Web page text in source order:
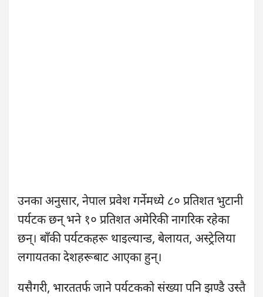
उनका अनुसार, नेपाल प्रवेश गर्नेमध्ये ८० प्रतिशत भुटानी
पर्यटक छन् भने १० प्रतिशत अमेरिकी नागरिक रहेका
छन्। बाँकी पर्यटकहरू थाइल्यान्ड, बेलायत, अस्ट्रेलिया
लगायतका देशहरूबाट आएका हुन्।
यसैगरी, भारततर्फ जाने पर्यटकको संख्या पनि झण्डै उस्तै